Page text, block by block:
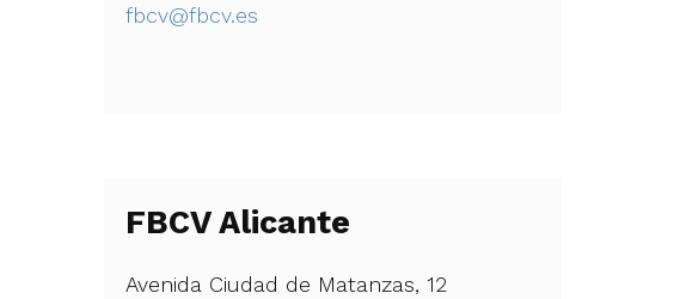
fbcv@fbcv.es
FBCV Alicante
Avenida Ciudad de Matanzas, 12